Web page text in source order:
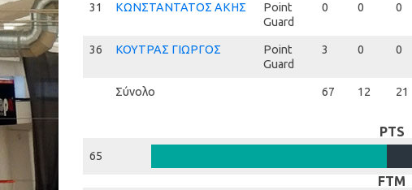
31
36
31 ΚΩΝΣΤΑΝΤΑΤΟΣ ΑΚΗΣ
Point
Guard
0 0 0
36 ΚΟΥΤΡΑΣ ΓΙΩΡΓΟΣ
Point
Guard
3 0 0
Σύνολο 67 12 21
PTS
65
FTM